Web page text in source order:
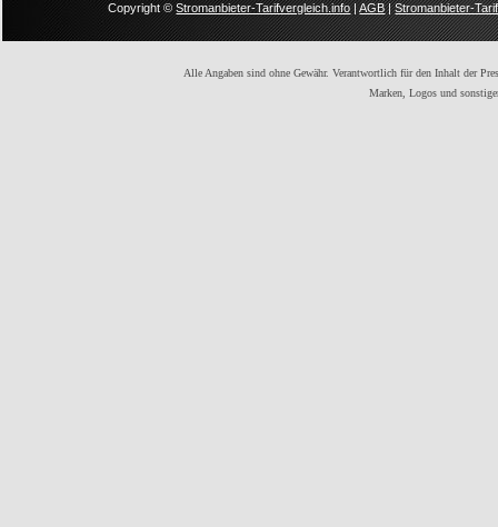
Copyright ©Stromanbieter-Tarifvergleich.info|AGB|Stromanbieter-
Alle Angaben sind ohne Gewähr. Verantwortlich für den Inhalt der
Marken, Logos und